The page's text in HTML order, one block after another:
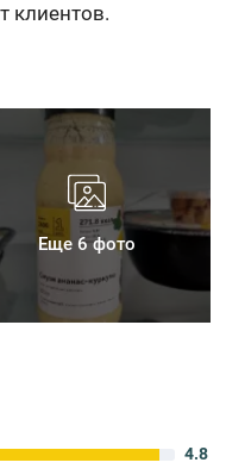
клиентов.
Еще 6 фото
4.8